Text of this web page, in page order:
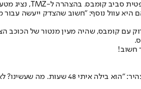
סביב קומבס. בהצהרה ל-TMZ, נציג
עוול נוסף: "חשוב שהצדק ייעשה עבור
עם קומבס, שהיה מעין מנטור של הכוכב